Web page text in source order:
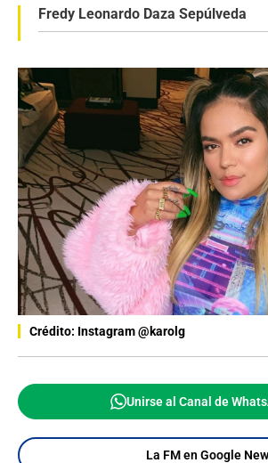
Fredy Leonardo Daza Sepúlveda
Crédito: Instagram @karolg
Unirse al Canal de
La FM en Google